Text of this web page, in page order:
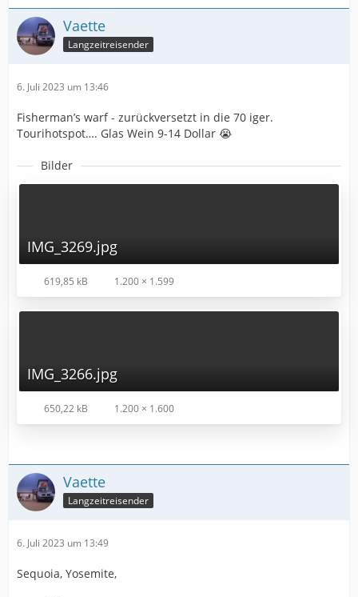
Vaette
Langzeitreisender
6. Juli 2023 um 13:46
Fisherman’s warf - zurückversetzt in die 70 iger.
Tourihotspot…. Glas Wein 9-14 Dollar 😭
Bilder
IMG_3269.jpg
619,85 kB 1.200 × 1.599
IMG_3266.jpg
650,22 kB 1.200 × 1.600
Vaette
Langzeitreisender
6. Juli 2023 um 13:49
Sequoia, Yosemite,